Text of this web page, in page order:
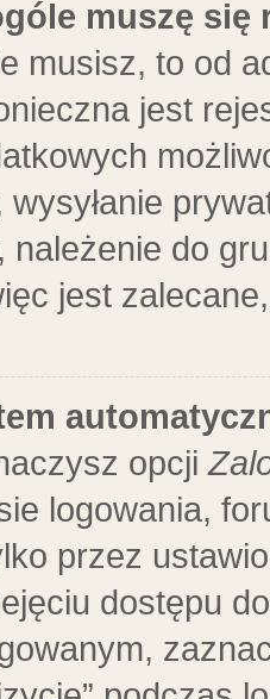
muszę się
musisz, to od
jest
wysyłanie
należenie do
jest
opcji
logowania,
przez
dostępu